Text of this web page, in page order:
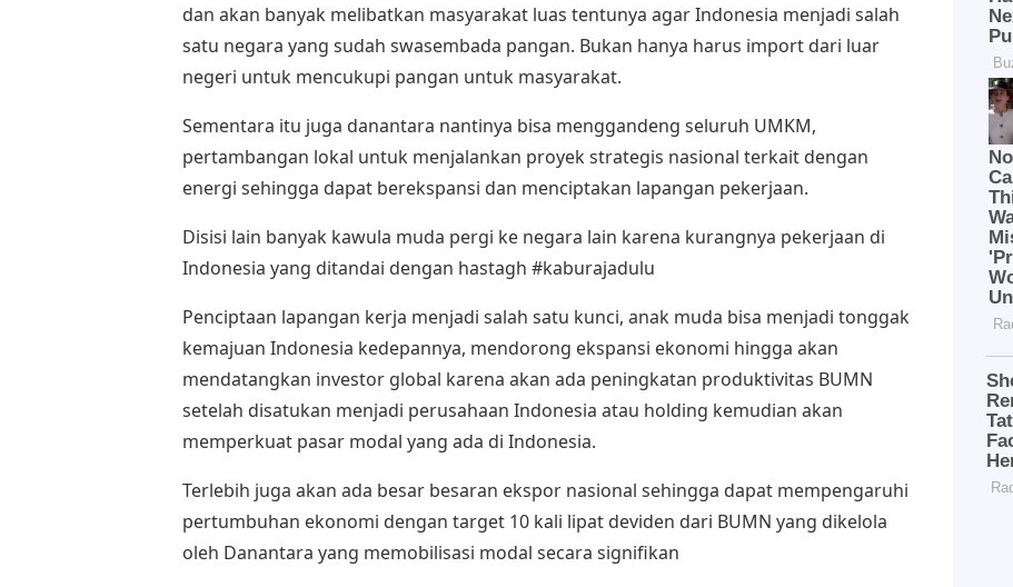
dan akan banyak melibatkan masyarakat luas tentunya agar Indonesia menjadi salah
satu negara yang sudah swasembada pangan. Bukan hanya harus import dari luar
negeri untuk mencukupi pangan untuk masyarakat.
Sementara itu juga danantara nantinya bisa menggandeng seluruh UMKM,
pertambangan lokal untuk menjalankan proyek strategis nasional terkait dengan
energi sehingga dapat berekspansi dan menciptakan lapangan pekerjaan.
Disisi lain banyak kawula muda pergi ke negara lain karena kurangnya pekerjaan di
Indonesia yang ditandai dengan hastagh #kaburajadulu
Penciptaan lapangan kerja menjadi salah satu kunci, anak muda bisa menjadi tonggak
kemajuan Indonesia kedepannya, mendorong ekspansi ekonomi hingga akan
mendatangkan investor global karena akan ada peningkatan produktivitas BUMN
setelah disatukan menjadi perusahaan Indonesia atau holding kemudian akan
memperkuat pasar modal yang ada di Indonesia.
Terlebih juga akan ada besar besaran ekspor nasional sehingga dapat mempengaruhi
pertumbuhan ekonomi dengan target 10 kali lipat deviden dari BUMN yang dikelola
oleh Danantara yang memobilisasi modal secara signifikan